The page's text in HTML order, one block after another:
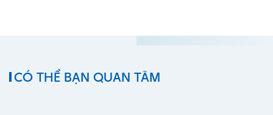
CÓ THỂ BẠN QUAN TÂM